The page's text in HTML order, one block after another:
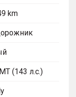
km
(143 л.с.)